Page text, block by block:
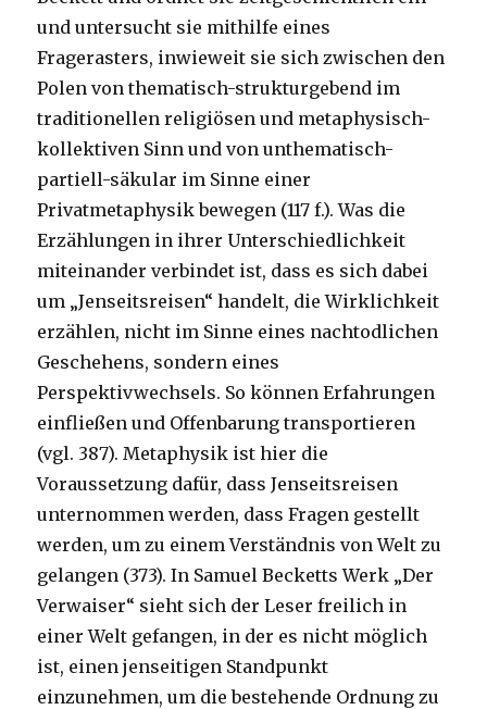
und untersucht sie mithilfe eines
Fragerasters, inwieweit sie sich zwischen den
Polen von thematisch-strukturgebend im
traditionellen religiösen und metaphysisch-
kollektiven Sinn und von unthematisch-
partiell-säkular im Sinne einer
Privatmetaphysik bewegen (117 f.). Was die
Erzählungen in ihrer Unterschiedlichkeit
miteinander verbindet ist, dass es sich dabei
um „Jenseitsreisen“ handelt, die Wirklichkeit
erzählen, nicht im Sinne eines nachtodlichen
Geschehens, sondern eines
Perspektivwechsels. So können Erfahrungen
einfließen und Offenbarung transportieren
(vgl. 387). Metaphysik ist hier die
Voraussetzung dafür, dass Jenseitsreisen
unternommen werden, dass Fragen gestellt
werden, um zu einem Verständnis von Welt zu
gelangen (373). In Samuel Becketts Werk „Der
Verwaiser“ sieht sich der Leser freilich in
einer Welt gefangen, in der es nicht möglich
ist, einen jenseitigen Standpunkt
einzunehmen, um die bestehende Ordnung zu